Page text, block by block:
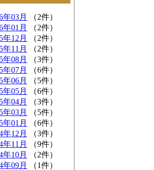
年03月
（2件）
年01月
（2件）
年12月
（2件）
年11月
（2件）
年08月
（3件）
年07月
（6件）
年06月
（5件）
年05月
（6件）
年04月
（3件）
年03月
（5件）
年01月
（6件）
年12月
（3件）
年11月
（9件）
年10月
（2件）
年09月
（1件）